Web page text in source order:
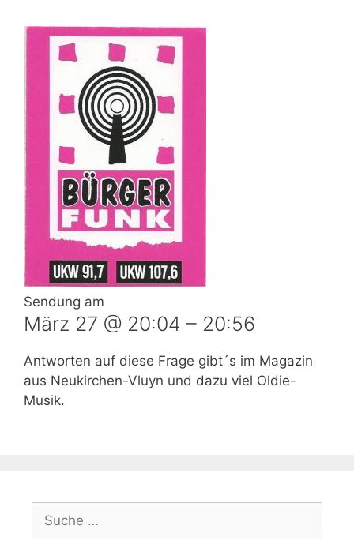
Sendung am
März 27 @ 20:04 – 20:56
Antworten auf diese Frage gibt´s im Magazin
aus Neukirchen-Vluyn und dazu viel Oldie-
Musik.
nach: